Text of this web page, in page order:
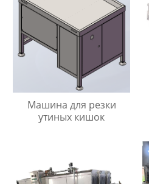
Машина для резки
утиных кишок